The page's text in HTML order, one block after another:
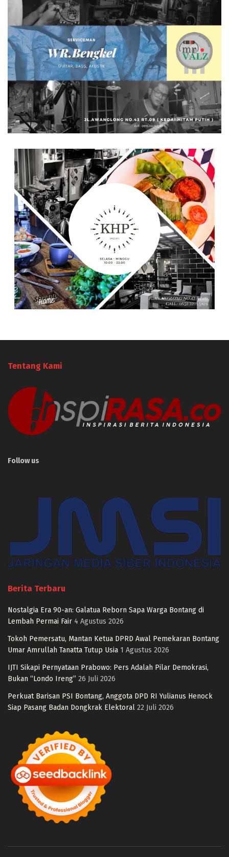
Tentang Kami
Follow us
Berita Terbaru
Nostalgia Era 90-an: Galatua Reborn Sapa Warga Bontang di
Lembah Permai Fair 4 Agustus 2026
Tokoh Pemersatu, Mantan Ketua DPRD Awal Pemekaran Bontang
Umar Amrullah Tanatta Tutup Usia 1 Agustus 2026
IJTI Sikapi Pernyataan Prabowo: Pers Adalah Pilar Demokrasi,
Bukan “Londo Ireng” 26 Juli 2026
Perkuat Barisan PSI Bontang, Anggota DPD RI Yulianus Henock
Siap Pasang Badan Dongkrak Elektoral 22 Juli 2026